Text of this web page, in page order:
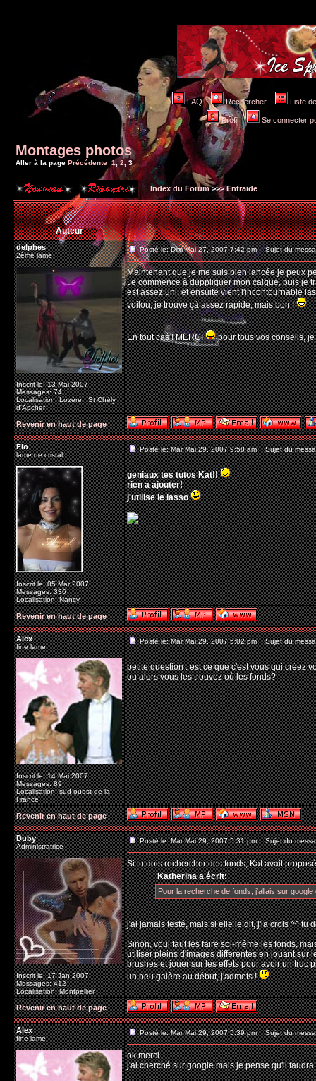
FAQ Rechercher Liste
Profil Se connecter
Montages photos
Aller à la page Précédente 1,2 3
Index du Forum>>>Entraide
Auteur
delphes
2ème lame
Inscrit le: 13 Mai 2007
Messages: 74
Localisation: Lozère : St Chély
d'Apcher
Posté le: Dim Mai 27, 2007 7:42 pm Sujet du
Maintenant que je me suis bien lancée je peux
Je commence à duppliquer mon calque, puis je
est assez uni, et ensuite vient l'incontournable
voilou, je trouve çà assez rapide, mais bon !
En tout cas ! MERCI pour tous vos conseils,
Revenir en haut de page
Flo
lame de cristal
Inscrit le: 05 Mar 2007
Messages: 336
Localisation: Nancy
Posté le: Mar Mai 29, 2007 9:58 am Sujet du
geniaux tes tutos Kat!!
rien a ajouter!
j'utilise le lasso
_________________
Revenir en haut de page
Alex
fine lame
Inscrit le: 14 Mai 2007
Messages: 89
Localisation: sud ouest de la
France
Posté le: Mar Mai 29, 2007 5:02 pm Sujet du
petite question : est ce que c'est vous qui créez
ou alors vous les trouvez où les fonds?
Revenir en haut de page
Duby
Administratrice
Inscrit le: 17 Jan 2007
Messages: 412
Localisation: Montpellier
Posté le: Mar Mai 29, 2007 5:31 pm Sujet du
Si tu dois rechercher des fonds, Kat avait
Katherina a écrit:
Pour la recherche de fonds, j'allais sur
j'ai jamais testé, mais si elle le dit, j'la crois ^^ tu
Sinon, voui faut les faire soi-même les fonds,
utiliser pleins d'images differentes en jouant sur
brushes et jouer sur les effets pour avoir un truc
un peu galère au début, j'admets !
Revenir en haut de page
Alex
fine lame
Posté le: Mar Mai 29, 2007 5:39 pm Sujet du
ok merci
j'ai cherché sur google mais je pense qu'il